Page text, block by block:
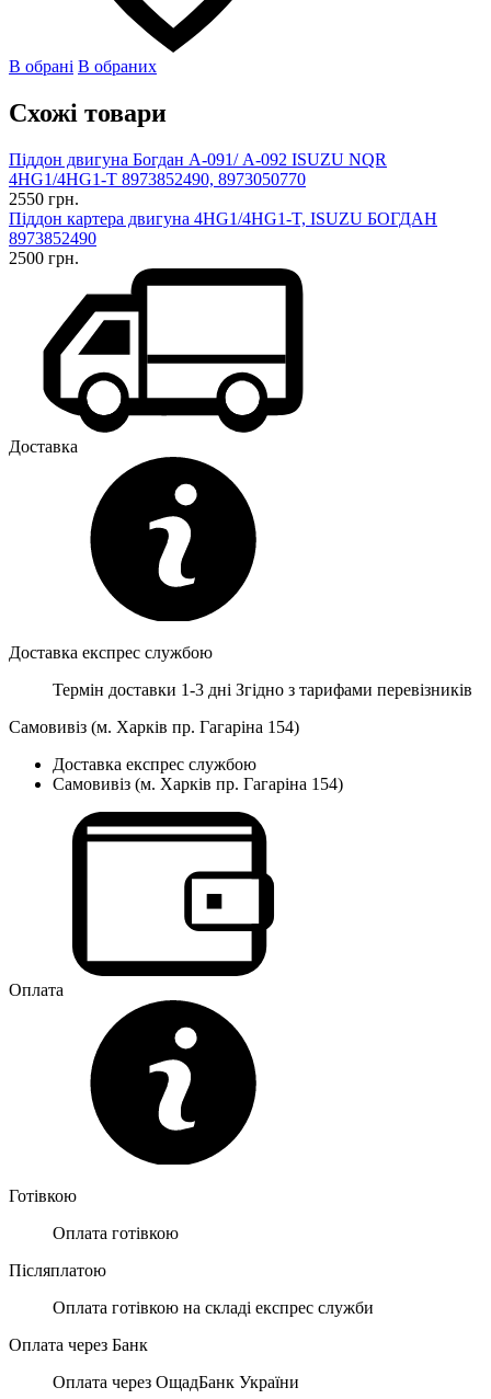
В обрані В обраних
Схожі товари
Піддон двигуна Богдан А-091/ А-092 ISUZU NQR
4HG1/4HG1-T 8973852490, 8973050770
2550 грн.
Піддон картера двигуна 4HG1/4HG1-T, ISUZU БОГДАН
8973852490
2500 грн.
Доставка
Доставка експрес службою
Термін доставки 1-3 дні Згідно з тарифами перевізників
Самовивіз (м. Харків пр. Гагаріна 154)
Доставка експрес службою
Самовивіз (м. Харків пр. Гагаріна 154)
Оплата
Готівкою
Оплата готівкою
Післяплатою
Оплата готівкою на складі експрес служби
Оплата через Банк
Оплата через ОщадБанк України